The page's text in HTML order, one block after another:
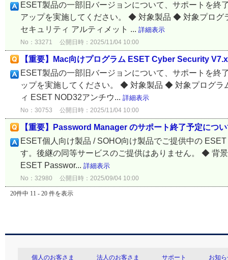
ESET製品の一部旧バージョンについて、サポートを終
アップを実施してください。 ◆ 対象製品 ◆ 対象プロ
セキュリティ アルティメット ... 詳細表示
No：33271 公開日時：2025/11/04 10:00
【重要】Mac向けプログラム ESET Cyber Security
ESET製品の一部旧バージョンについて、サポートを終
ップを実施してください。 ◆ 対象製品 ◆ 対象プログ
ィ ESET NOD32アンチウ... 詳細表示
No：30753 公開日時：2025/11/04 10:00
【重要】Password Manager のサポート終了予定につ
ESET個人向け製品 / SOHO向け製品でご提供中の
す。後継の同等サービスのご提供はありません。 ◆ 背
ESET Passwor... 詳細表示
No：32980 公開日時：2025/09/04 10:00
20件中 11 - 20 件を表示
個人のお客さま 法人のお客さま サポート お知